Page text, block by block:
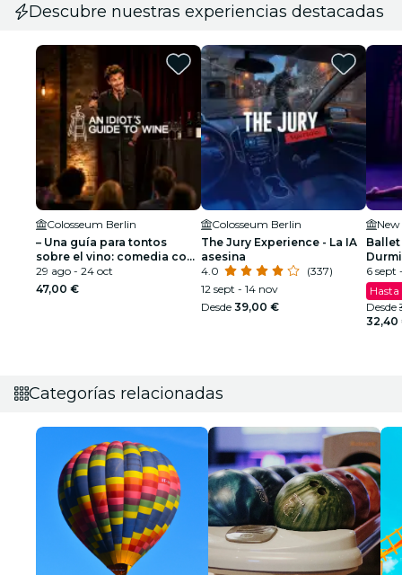
Descubre nuestras experiencias destacadas
Colosseum Berlin
– Una guía para tontos
sobre el vino: comedia con
vino
29 ago - 24 oct
47,00 €
Colosseum Berlin
The Jury Experience - La IA
asesina
4.0
(337)
12 sept - 14 nov
Desde 39,00 €
Ballet
6 sept
Hasta
Desde
32,40
Categorías relacionadas